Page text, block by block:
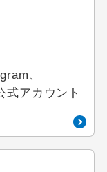
、
式アカウント